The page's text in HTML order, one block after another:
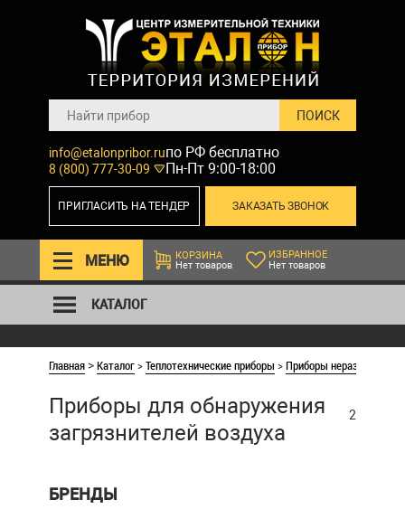
info@etalonpribor.ru
8 (800) 777-30-09
по РФ бесплатно
Пн-Пт 9:00-18:00
ЗАКАЗАТЬ ЗВОНОК
ПРИГЛАСИТЬ НА ТЕНДЕР
МЕНЮ
КОРЗИНА
Нет товаров
ИЗБРАННОЕ
Нет товаров
КАТАЛОГ
Главная >Каталог>Теплотехнические приборы >Приборы
Приборы для обнаружения
загрязнителей воздуха
2
БРЕНДЫ